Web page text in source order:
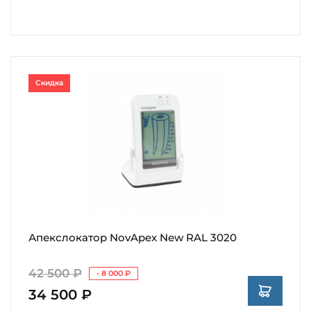
Апекслокатор NovApex New RAL 3020
42 500 ₽ - 8 000 ₽
34 500 ₽
Скидка